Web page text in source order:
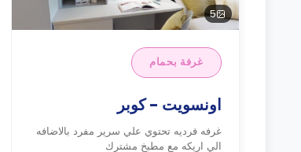
5
غرفة بحمام
اونسويت - كوبر
غرفه فرديه تحتوي علي سرير مفرد بالاضافه
الي اريكه مع مطبخ مشترك